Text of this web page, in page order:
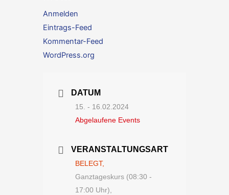
Anmelden
Eintrags-Feed
Kommentar-Feed
WordPress.org
DATUM
15. - 16.02.2024
Abgelaufene Events
VERANSTALTUNGSART
BELEGT,
Ganztageskurs (08:30 -
17:00 Uhr),